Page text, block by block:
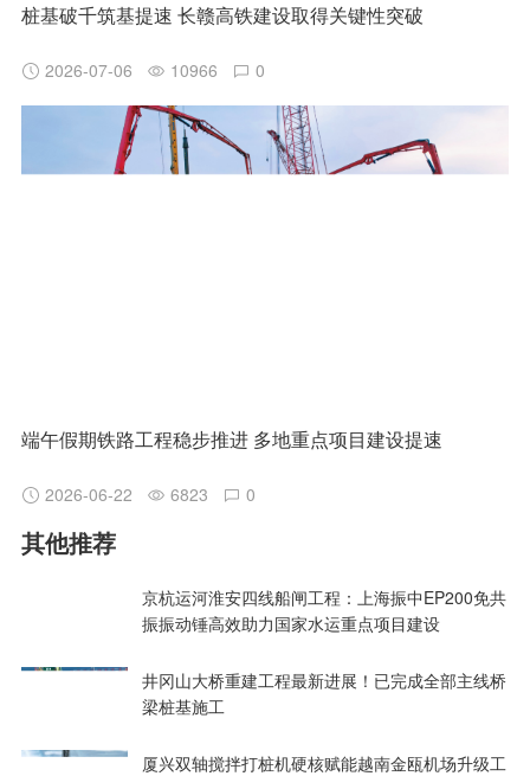
桩基破千筑基提速 长赣高铁建设取得关键性突破
2026-07-06 10966 0
端午假期铁路工程稳步推进 多地重点项目建设提速
2026-06-22 6823 0
其他推荐
京杭运河淮安四线船闸工程：上海振中EP200免共
振振动锤高效助力国家水运重点项目建设
井冈山大桥重建工程最新进展！已完成全部主线桥
梁桩基施工
厦兴双轴搅拌打桩机硬核赋能越南金瓯机场升级工